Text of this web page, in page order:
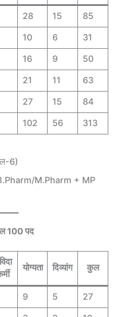
28 15
85
10 6
31
16 9
50
21 11
63
27 15
84
102 56 313
6)
M.Pharm + MP
100 पद
योग्यता दिव्यांग कुल
9 5
27